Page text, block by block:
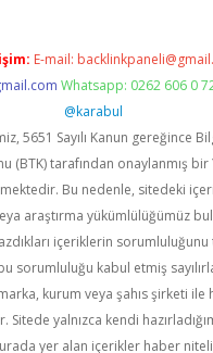
E-mail:
Whatsapp: 0262 606 0
@karabul
5651 Sayılı Kanun gereğince
(BTK) tarafından onaylanmış bir
Bu nedenle, sitedeki
araştırma yükümlülüğümüz
içeriklerin sorumluluğunu
sorumluluğu kabul etmiş
kurum veya şahıs şirketi ile
Sitede yalnızca kendi
yer alan içerikler haber